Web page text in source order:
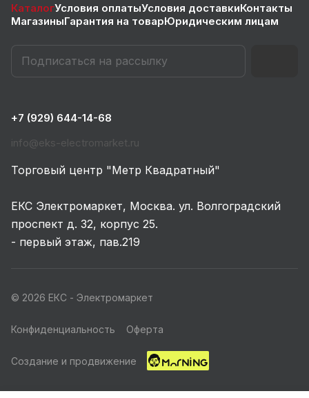
КаталогУсловия оплатыУсловия доставкиКонтакты
МагазиныГарантия на товарЮридическим лицам
+7 (929) 644-14-68
info@eks-electromarket.ru
Торговый центр "Метр Квадратный"
ЕКС Электромаркет, Москва. ул. Волгоградский
проспект д. 32, корпус 25.
- первый этаж, пав.219
© 2026 ЕКС - Электромаркет
Конфиденциальность Оферта
Создание и продвижение